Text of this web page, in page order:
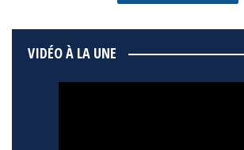
VIDÉO À LA UNE